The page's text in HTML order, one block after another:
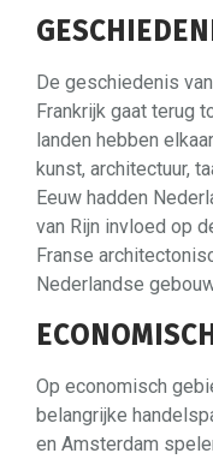
De geschiedenis
Frankrijk gaat terug
landen hebben
kunst, architectuur,
Eeuw hadden
van Rijn invloed op
Franse
Nederlandse
Op economisch
belangrijke
en Amsterdam